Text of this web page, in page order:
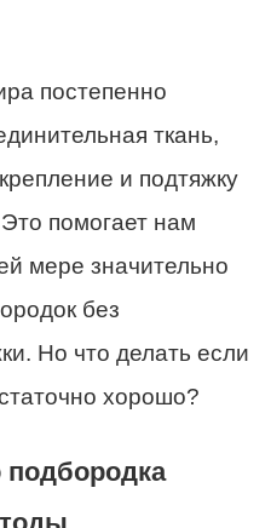
постепенно
ткань,
и подтяжку
помогает нам
мере значительно
без
Но что делать если
хорошо?
подбородка